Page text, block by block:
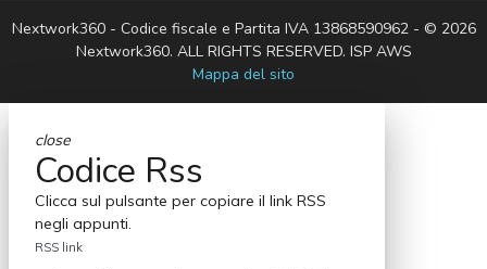
Nextwork360 - Codice fiscale e Partita IVA 13868590962 - © 2026
Nextwork360. ALL RIGHTS RESERVED. ISP AWS
Mappa del sito
close
Codice Rss
Clicca sul pulsante per copiare il link RSS
negli appunti.
RSS link